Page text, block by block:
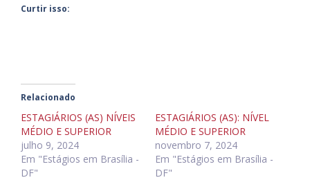
Curtir isso:
Relacionado
ESTAGIÁRIOS (AS) NÍVEIS
MÉDIO E SUPERIOR
julho 9, 2024
Em "Estágios em Brasília -
DF"
ESTAGIÁRIOS (AS): NÍVEL
MÉDIO E SUPERIOR
novembro 7, 2024
Em "Estágios em Brasília -
DF"